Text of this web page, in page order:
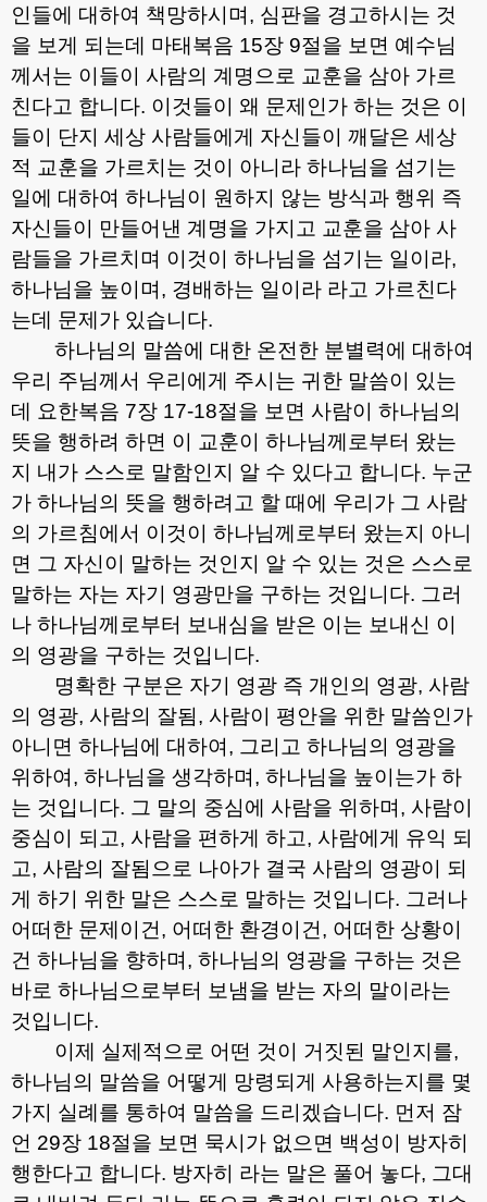
인들에 대하여 책망하시며 , 심판을 경고하시는 것
을 보게 되는데 마태복음 15장 9절을 보면 예수님
께서는 이들이 사람의 계명으로 교훈을 삼아 가르
친다고 합니다. 이것들이 왜 문제인가 하는 것은 이
들이 단지 세상 사람들에게 자신들이 깨달은 세상
적 교훈을 가르치는 것이 아니라 하나님을 섬기는
일에 대하여 하나님이 원하지 않는 방식과 행위 즉
자신들이 만들어낸 계명을 가지고 교훈을 삼아 사
람들을 가르치며 이것이 하나님을 섬기는 일이라,
하나님을 높이며 , 경배하는 일이라 라고 가르친다
는데 문제가 있습니다.
하나님의 말씀에 대한 온전한 분별력에 대하여
우리 주님께서 우리에게 주시는 귀한 말씀이 있는
데 요한복음 7장 17-18절을 보면 사람이 하나님의
뜻을 행하려 하면 이 교훈이 하나님께로부터 왔는
지 내가 스스로 말함인지 알 수 있다고 합니다. 누군
가 하나님의 뜻을 행하려고 할 때에 우리가 그 사람
의 가르침에서 이것이 하나님께로부터 왔는지 아니
면 그 자신이 말하는 것인지 알 수 있는 것은 스스로
말하는 자는 자기 영광만을 구하는 것입니다. 그러
나 하나님께로부터 보내심을 받은 이는 보내신 이
의 영광을 구하는 것입니다.
명확한 구분은 자기 영광 즉 개인의 영광, 사람
의 영광, 사람의 잘됨, 사람이 평안을 위한 말씀인가
아니면 하나님에 대하여 , 그리고 하나님의 영광을
위하여 , 하나님을 생각하며 , 하나님을 높이는가 하
는 것입니다. 그 말의 중심에 사람을 위하며 , 사람이
중심이 되고, 사람을 편하게 하고, 사람에게 유익 되
고, 사람의 잘됨으로 나아가 결국 사람의 영광이 되
게 하기 위한 말은 스스로 말하는 것입니다. 그러나
어떠한 문제이건, 어떠한 환경이건, 어떠한 상황이
건 하나님을 향하며 , 하나님의 영광을 구하는 것은
바로 하나님으로부터 보냄을 받는 자의 말이라는
것입니다.
이제 실제적으로 어떤 것이 거짓된 말인지를,
하나님의 말씀을 어떻게 망령되게 사용하는지를 몇
가지 실례를 통하여 말씀을 드리겠습니다. 먼저 잠
언 29장 18절을 보면 묵시가 없으면 백성이 방자히
행한다고 합니다. 방자히 라는 말은 풀어 놓다, 그대